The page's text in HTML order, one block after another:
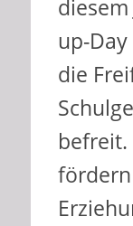
up-
die
befreit.